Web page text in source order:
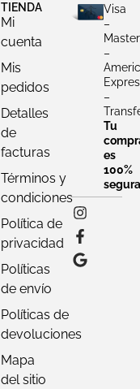
TIENDA
Mi
cuenta
Mis
pedidos
Detalles
de
facturas
Términos y
condiciones
Política de
privacidad
Políticas
de envío
Políticas de
devoluciones
Mapa
del sitio
Visa
–
–
–
Tu
es
100%
segura